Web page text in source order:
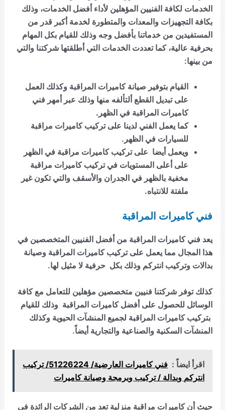
الخدمات لكافة الفنيين المؤهلين لأداء أفضل الخدمات، وذلك
بكافة التجهيزات والمعدات والمتطورة لخدمة أكبر قدر من
المستفيدين من خدماتنا بأفضل وجه وذلك للقيام بكل المهام
بحرفية عالية، كما تعددت الخدمات التي أطلقتها شركتنا والتي
من بينها:
القيام بتوفير صيانة كاميرات المراقبة وكذلك العمل
على تبديل القطع ألتألفه منها وذلك عبر أمهر فني
كاميرات المراقبة في الظهر.
كما يعمل الفني لدينا على تركيب كاميرات مراقبة
للسيارات في الظهر.
ويعمل أيضا على تركيب كاميرات مراقبة في الظهر
على أعلى المستويات فيتركيب كاميرات مراقبة
مخفية بالظهر في الجدران والأسقف والتي تكون غير
ملفتة للانتباه.
فني كاميرات المراقبة
يعد فني كاميرات المراقبة من أفضل الفنيين المتخصصين في
هذا المجال مما يعمل على تركيب كاميرات المراقبة وصيانة
بدالات وتركيب انتركم وذلك بكل حرفية لا مثيل لها.
كذلك توفر شركتنا فنيين متخصصين مؤهلين للتعامل مع كافة
الوسائل للحصول على أفضلكاميرات المراقبة وذلك للقيام
بتركيب كاميرات المراقبة لجميع المنشآت الحيوية وكذلك
المنشآت السكنية والصناعية والتجارية أيضاً.
اقرأ ايضاً :
فني كاميرات العارضية/ 51226224/ تركيب
انتركم وبدالة / تركيب وبرمجة وصيانة كاميرات
حيث أنكاميرات مراقبة منزلية تعد من الشركات الرائدة في